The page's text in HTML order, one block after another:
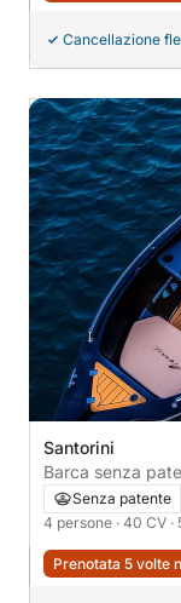
Cancellazione
Santorini
Barca senza patente SANTORINI
BLACK 40CV
Senza patente
4 persone · 40 CV ·
Prenotata 5 volte